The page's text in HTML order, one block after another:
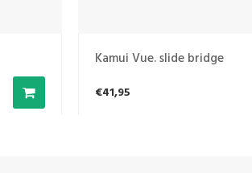
Kamui Vue. slide bridge
€41,95